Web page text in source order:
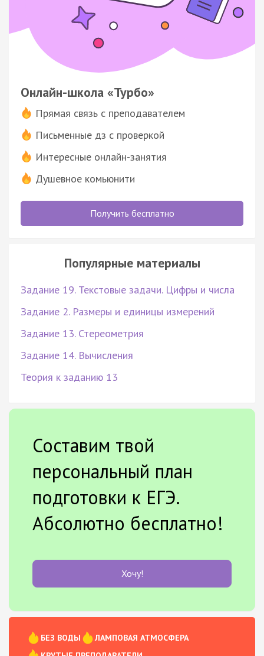
Онлайн-школа «Турбо»
Прямая связь с преподавателем
Письменные дз с проверкой
Интересные онлайн-занятия
Душевное комьюнити
Получить бесплатно
Популярные материалы
Задание 19. Текстовые задачи. Цифры и числа
Задание 2. Размеры и единицы измерений
Задание 13. Стереометрия
Задание 14. Вычисления
Теория к заданию 13
Составим твой
персональный план
подготовки к ЕГЭ.
Абсолютно бесплатно!
Хочу!
БЕЗ ВОДЫ
ЛАМПОВАЯ АТМОСФЕРА